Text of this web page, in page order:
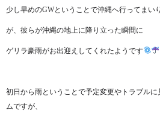
少し早めのGWということで沖縄へ行ってまい
が、彼らが沖縄の地上に降り立った瞬間に
ゲリラ豪雨がお出迎えしてくれたようです
初日から雨ということで予定変更やトラブル
ムですが、